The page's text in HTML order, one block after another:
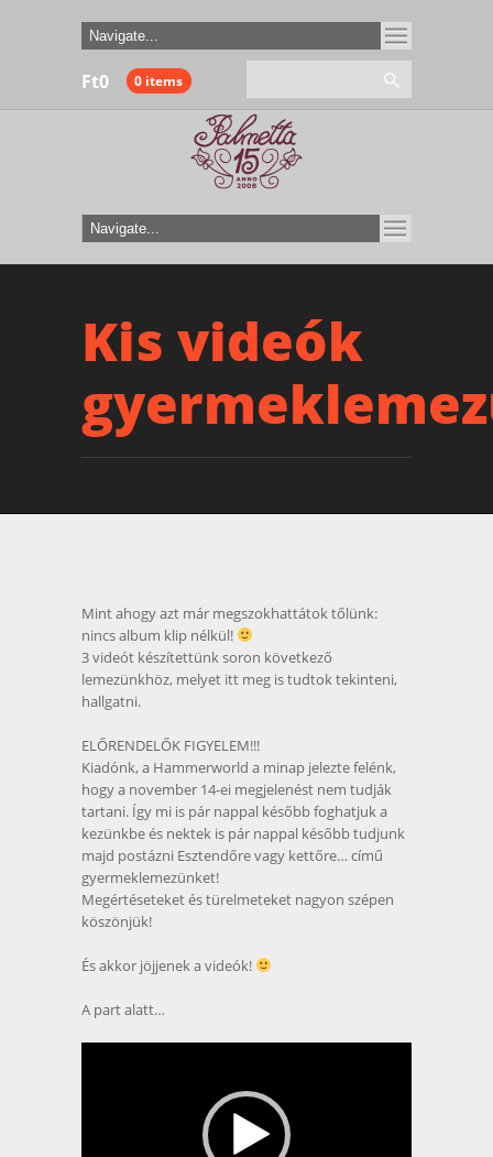
0
Ft 0 items
Kis videók
Mint ahogy azt már megszokhattátok tőlünk:
nincs album klip nélkül!
3 videót készítettünk soron következő
lemezünkhöz, melyet itt meg is tudtok tekinteni,
hallgatni.
ELŐRENDELŐK FIGYELEM!!!
Kiadónk, a Hammerworld a minap jelezte felénk,
hogy a november 14-ei megjelenést nem tudják
tartani. Így mi is pár nappal később foghatjuk a
kezünkbe és nektek is pár nappal később tudjunk
majd postázni Esztendőre vagy kettőre… című
gyermeklemezünket!
Megértéseteket és türelmeteket nagyon szépen
köszönjük!
És akkor jöjjenek a videók!
A part alatt…